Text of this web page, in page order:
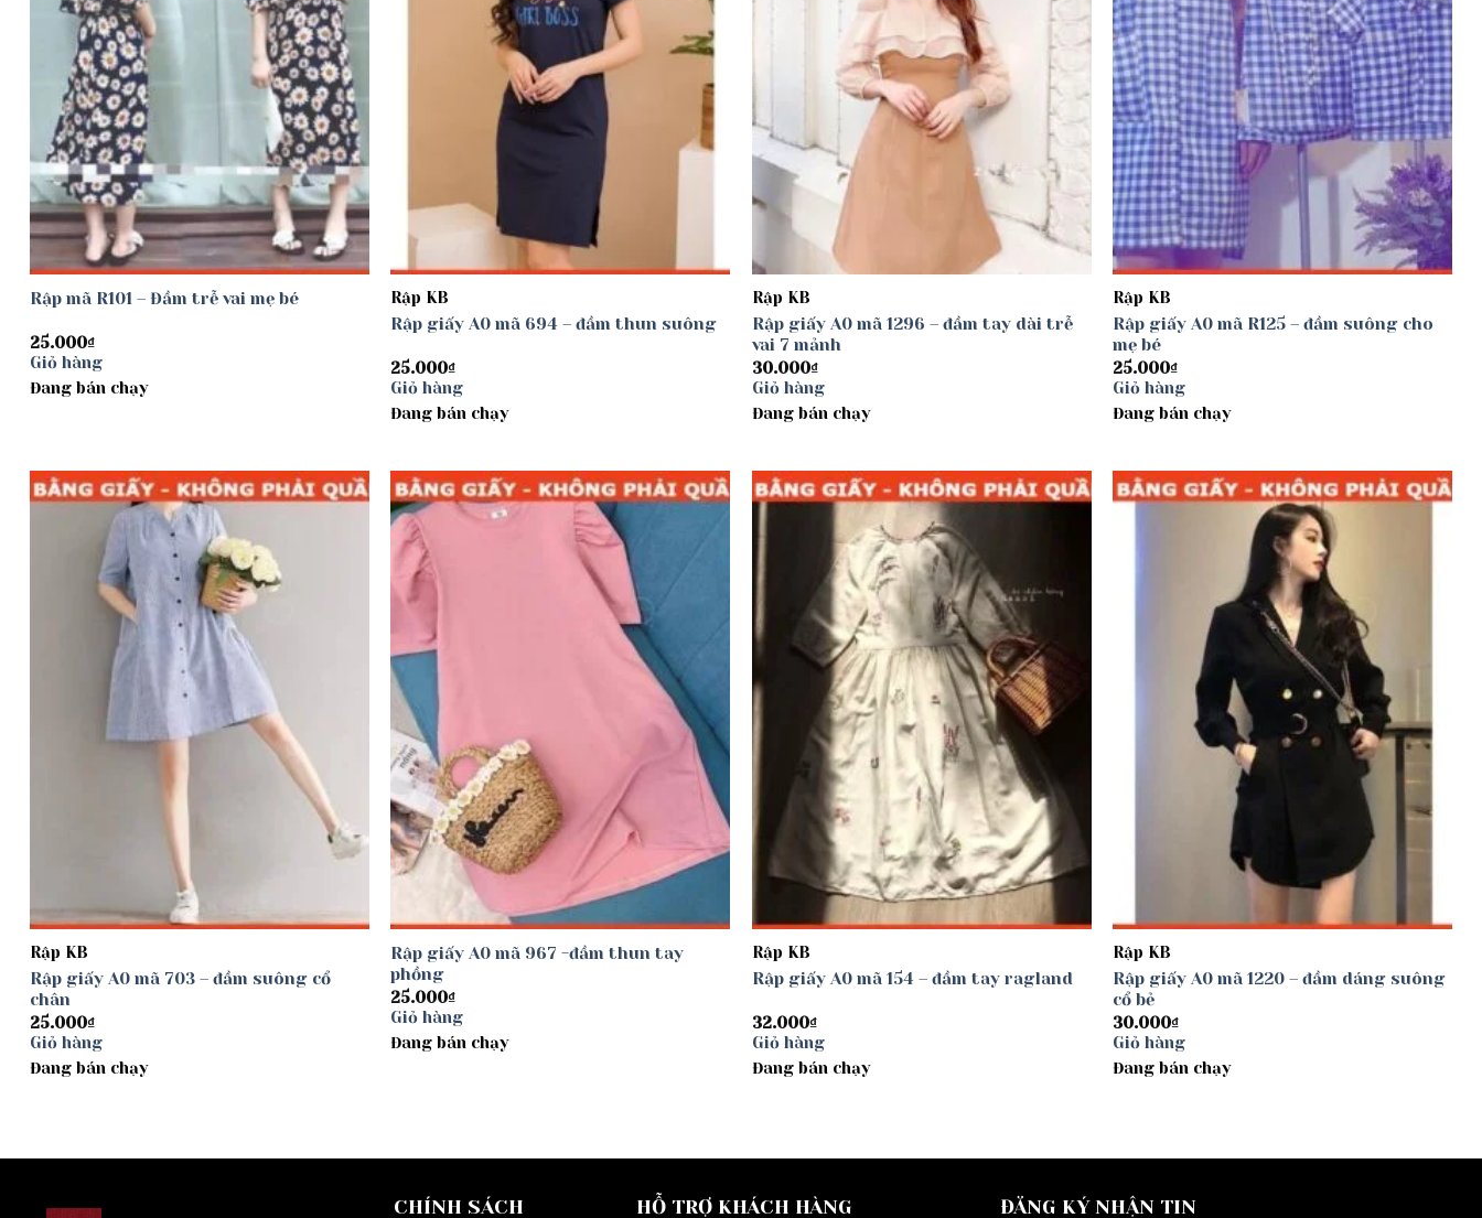
Rập mã R101 – Đầm trễ vai mẹ bé
25.000₫
Giỏ hàng
Đang bán chạy
Rập KB
Rập giấy A0 mã 694 – đầm thun suông
25.000₫
Giỏ hàng
Đang bán chạy
Rập KB
Rập giấy A0 mã 1296 – đầm tay dài trễ
vai 7 mảnh
30.000₫
Giỏ hàng
Đang bán chạy
Rập KB
Rập giấy A0 mã R125 – đầm suông cho
mẹ bé
25.000₫
Giỏ hàng
Đang bán chạy
Rập KB
Rập giấy A0 mã 703 – đầm suông cổ
chân
25.000₫
Giỏ hàng
Đang bán chạy
Rập giấy A0 mã 967 -đầm thun tay
phồng
25.000₫
Giỏ hàng
Đang bán chạy
Rập KB
Rập giấy A0 mã 154 – đầm tay ragland
32.000₫
Giỏ hàng
Đang bán chạy
Rập KB
Rập giấy A0 mã 1220 – đầm dáng suông
cổ bẻ
30.000₫
Giỏ hàng
Đang bán chạy
CHÍNH SÁCH HỖ TRỢ KHÁCH HÀNG ĐĂNG KÝ NHẬN TIN